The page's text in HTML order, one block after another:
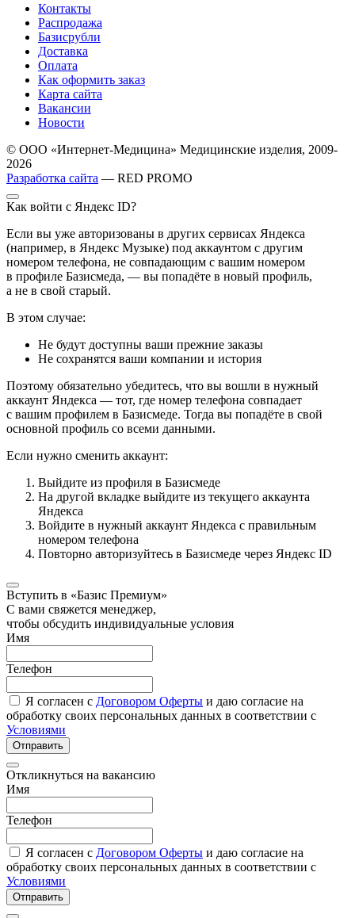
Контакты
Распродажа
Базисрубли
Доставка
Оплата
Как оформить заказ
Карта сайта
Вакансии
Новости
© ООО «Интернет-Медицина» Медицинские изделия, 2009-
2026
Разработка сайта — RED PROMO
Как войти с Яндекс ID?
Если вы уже авторизованы в других сервисах Яндекса
(например, в Яндекс Музыке) под аккаунтом с другим
номером телефона, не совпадающим с вашим номером
в профиле Базисмеда, — вы попадёте в новый профиль,
а не в свой старый.
В этом случае:
Не будут доступны ваши прежние заказы
Не сохранятся ваши компании и история
Поэтому обязательно убедитесь, что вы вошли в нужный
аккаунт Яндекса — тот, где номер телефона совпадает
с вашим профилем в Базисмеде. Тогда вы попадёте в свой
основной профиль со всеми данными.
Если нужно сменить аккаунт:
Выйдите из профиля в Базисмеде
На другой вкладке выйдите из текущего аккаунта
Яндекса
Войдите в нужный аккаунт Яндекса с правильным
номером телефона
Повторно авторизуйтесь в Базисмеде через Яндекс ID
Вступить в «Базис Премиум»
С вами свяжется менеджер,
чтобы обсудить индивидуальные условия
Имя
Телефон
Я согласен с Договором Оферты и даю согласие на
обработку своих персональных данных в соответствии с
Условиями
Отправить
Откликнуться на вакансию
Имя
Телефон
Я согласен с Договором Оферты и даю согласие на
обработку своих персональных данных в соответствии с
Условиями
Отправить